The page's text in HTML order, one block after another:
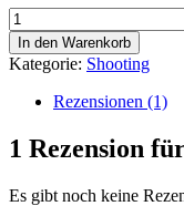
Newborn
mit
Family
Menge
In den Warenkorb
Kategorie: Shooting
Rezensionen (1)
1 Rezension
Es gibt noch keine